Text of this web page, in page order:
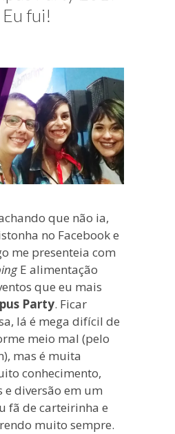
Eu fui!
que não ia,
no Facebook e
me presenteia com
E alimentação
que eu mais
Party. Ficar
lá é mega difícil de
meio mal (pelo
mas é muita
conhecimento,
e diversão em um
fã de carteirinha e
muito sempre.